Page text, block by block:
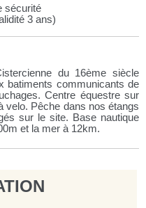
sécurité
3 ans)
du 16ème siècle
batiments communicants de
Centre équestre sur
velo. Pêche dans nos étangs
sur le site. Base nautique
et la mer à 12km.